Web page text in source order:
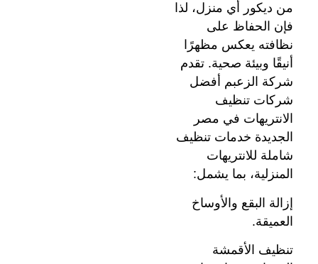
من ديكور أي منزل، لذا
فإن الحفاظ على
نظافته يعكس مظهرًا
أنيقًا وبيئة صحية. تقدم
شركة الزعبم أفضل
شركات تنظيف
الانتريهات في مصر
الجديدة خدمات تنظيف
شاملة للانتريهات
المنزلية، بما يشمل:
إزالة البقع والأوساخ
العميقة.
تنظيف الأقمشة